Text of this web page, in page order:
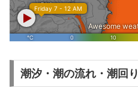
潮汐・潮の流れ・潮回り